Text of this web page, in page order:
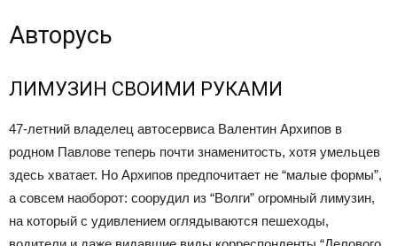
Авторусь
ЛИМУЗИН СВОИМИ РУКАМИ
47-летний владелец автосервиса Валентин Архипов в
родном Павлове теперь почти знаменитость, хотя умельцев
здесь хватает. Но Архипов предпочитает не “малые формы”,
а совсем наоборот: соорудил из “Волги” огромный лимузин,
на который с удивлением оглядываются пешеходы,